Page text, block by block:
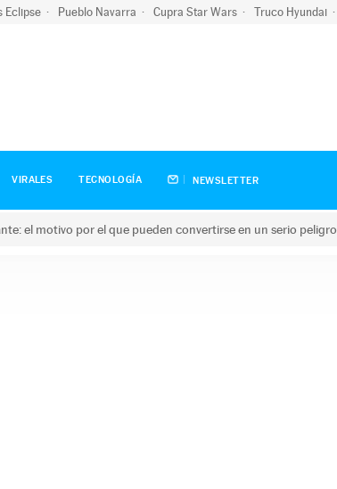
Eclipse Pueblo Navarra Cupra Star Wars Truco Hyundai
VIRALES TECNOLOGÍA NEWSLETTER
el motivo por el que pueden convertirse en un serio peligro